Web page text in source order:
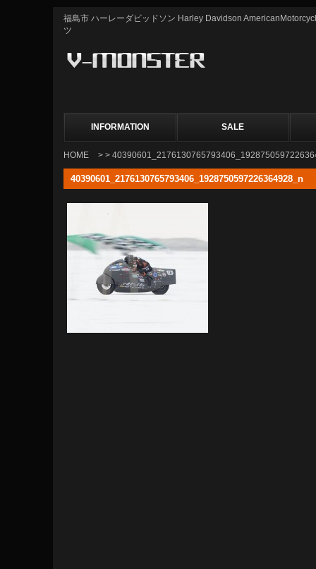
福島市 ハーレーダビッドソン Harley Davidson
ツ
INFORMATION SALE
HOME > >
40390601_2176130765793406_1928750597226364928_n